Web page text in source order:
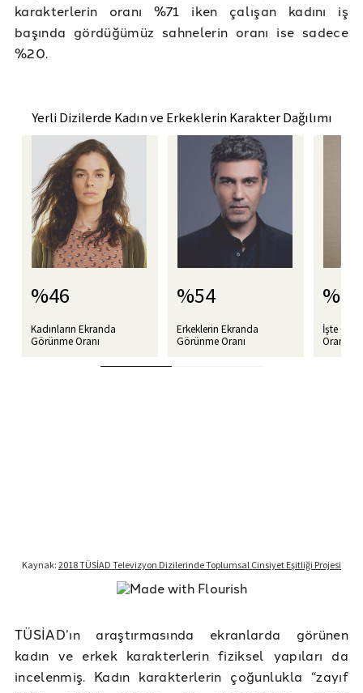
karakterlerin oranı %71 iken çalışan kadını iş
başında gördüğümüz sahnelerin oranı ise sadece
%20.
TÜSİAD’ın araştırmasında ekranlarda görünen
kadın ve erkek karakterlerin fiziksel yapıları da
incelenmiş. Kadın karakterlerin çoğunlukla “zayıf